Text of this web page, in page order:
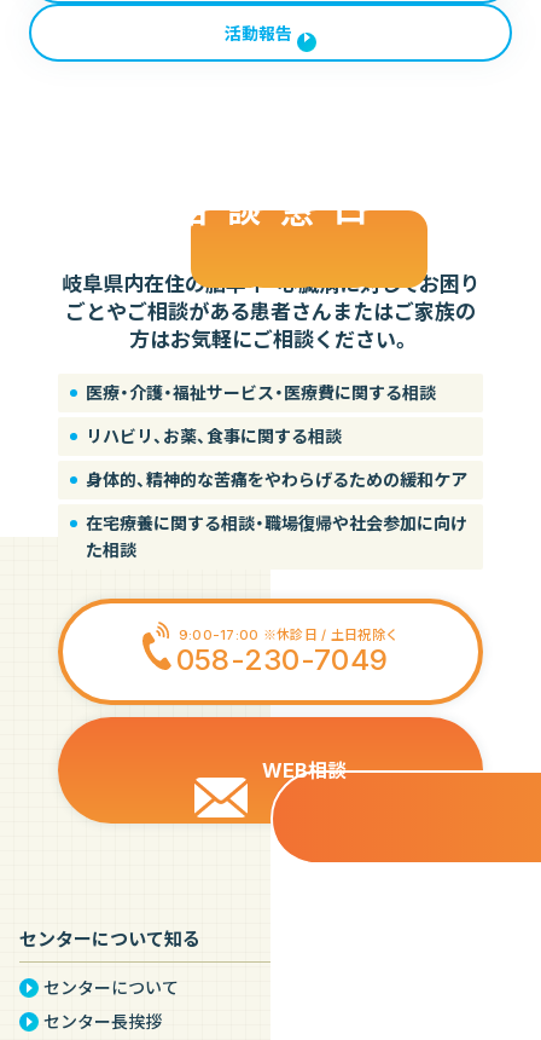
活動報告
相 談 窓 口
岐阜県内在住の脳卒中・心臓病に対してお困り
ごとやご相談がある患者さん またはご家族の
方はお気軽にご相談ください。
医療・介護・福祉サービス・医療費に関する相談
リハビリ、お薬、食事に関する相談
身体的、精神的な苦痛をやわらげるための緩和ケア
在宅療養に関する相談・職場復帰や社会参加に向け
た相談
9:00-17:00 ※休診日 / 土日祝除く
058-230-7049
WEB相談
センターについて知る
センターについて
センター長挨拶